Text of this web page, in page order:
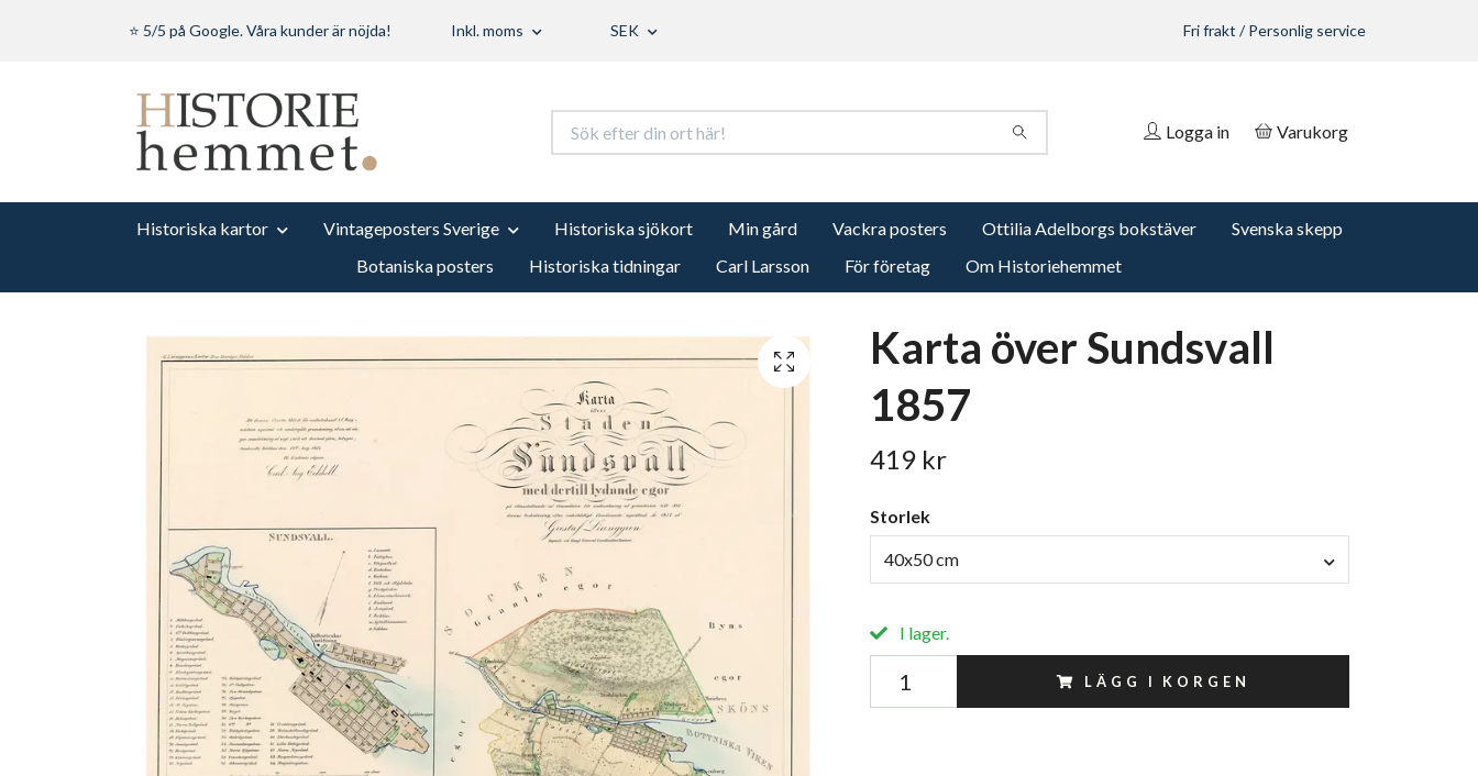
⭐ 5/5 på Google. Våra kunder är nöjda! Inkl. moms SEK Fri frakt / Personlig service
Logga in Varukorg
Historiska kartor Vintageposters Sverige Historiska sjökort Min gård Vackra posters Ottilia Adelborgs bokstäver
Svenska skepp
Botaniska posters
Historiska tidningar Carl Larsson För företag Om Historiehemmet
Karta över Sundsvall
1857
419 kr
Storlek
40x50 cm
I lager.
LÄGG I KORGEN